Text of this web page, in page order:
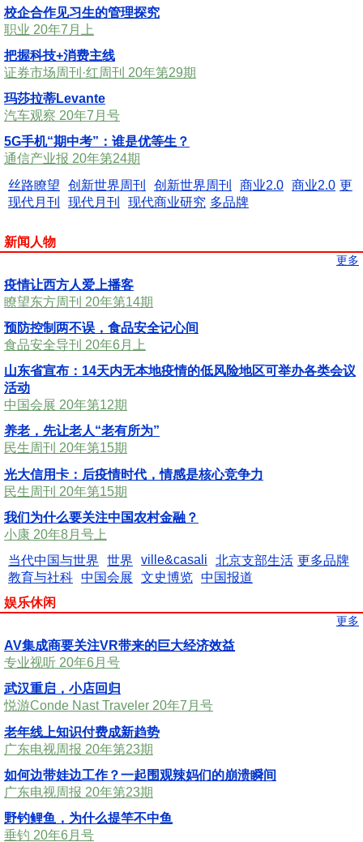
校企合作见习生的管理探究
职业 20年7月上
把握科技+消费主线
证券市场周刊·红周刊 20年第29期
玛莎拉蒂Levante
汽车观察 20年7月号
5G手机“期中考”：谁是优等生？
通信产业报 20年第24期
丝路瞭望
创新世界周刊 创新世界周刊 商业2.0 商业2.0
现代月刊
现代月刊 现代商业研究
更
多品牌
新闻人物
更多
疫情让西方人爱上播客
瞭望东方周刊 20年第14期
预防控制两不误，食品安全记心间
食品安全导刊 20年6月上
山东省宣布：14天内无本地疫情的低风险地区可举办各类会议
活动
中国会展 20年第12期
养老，先让老人“老有所为”
民生周刊 20年第15期
光大信用卡：后疫情时代，情感是核心竞争力
民生周刊 20年第15期
我们为什么要关注中国农村金融？
小康 20年8月号上
当代中国与世界
世界 ville&casali
北京支部生活
教育与社科 中国会展 文史博览 中国报道
更多品牌
娱乐休闲
更多
AV集成商要关注VR带来的巨大经济效益
专业视听 20年6月号
武汉重启，小店回归
悦游Conde Nast Traveler 20年7月号
老年线上知识付费成新趋势
广东电视周报 20年第23期
如何边带娃边工作？一起围观辣妈们的崩溃瞬间
广东电视周报 20年第23期
野钓鲤鱼，为什么提竿不中鱼
垂钓 20年6月号